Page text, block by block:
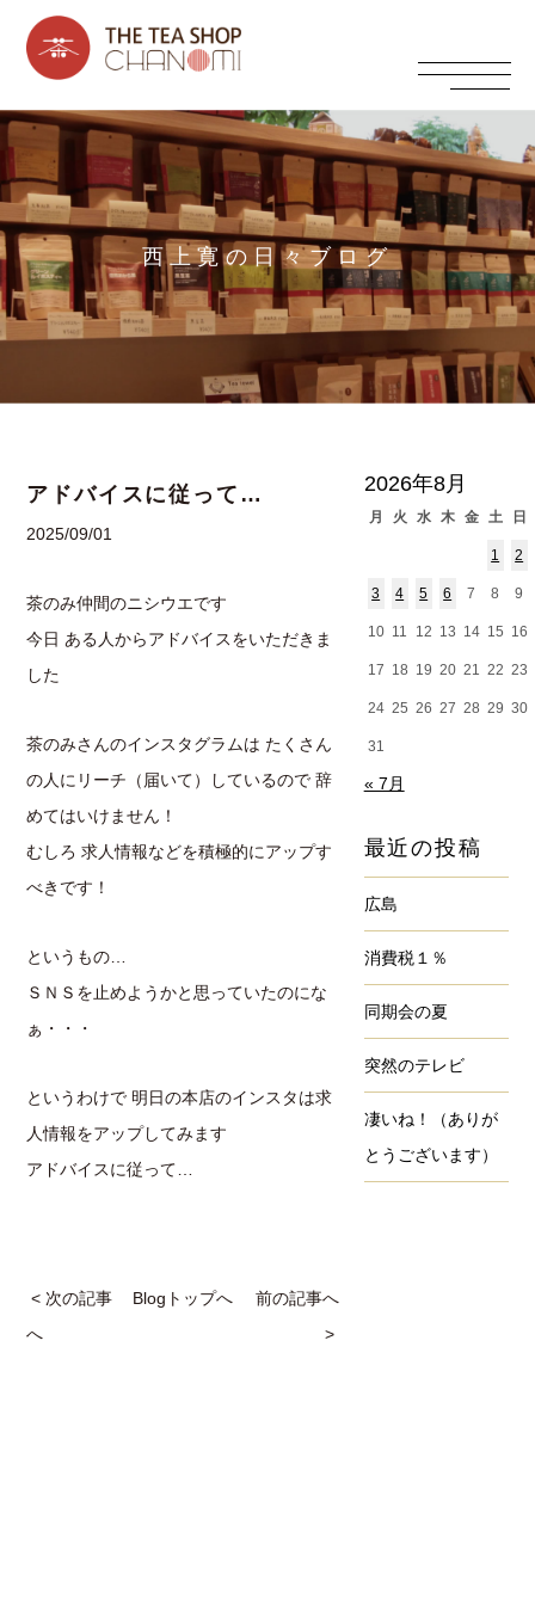
西上寛の日々ブログ
アドバイスに従って…
2025/09/01
茶のみ仲間のニシウエです
今日 ある人からアドバイスをいただきま
した
茶のみさんのインスタグラムは たくさん
の人にリーチ（届いて）しているので 辞
めてはいけません！
むしろ 求人情報などを積極的にアップす
べきです！
というもの…
ＳＮＳを止めようかと思っていたのにな
ぁ・・・
というわけで 明日の本店のインスタは求
人情報をアップしてみます
アドバイスに従って…
< 次の記事
へ
Blogトップへ
前の記事へ
>
2026年8月
月 火 水 木 金 土 日
1 2
3 4 5 6 7 8 9
10 11 12 13 14 15 16
17 18 19 20 21 22 23
24 25 26 27 28 29 30
31
« 7月
最近の投稿
広島
消費税１％
同期会の夏
突然のテレビ
凄いね！（ありが
とうございます）